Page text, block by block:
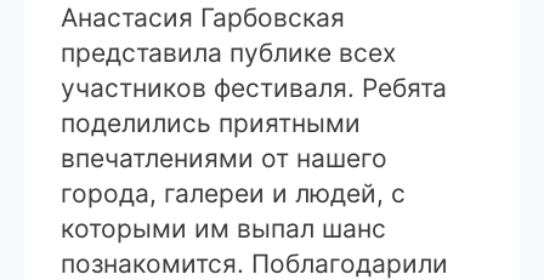
Анастасия Гарбовская
представила публике всех
участников фестиваля. Ребята
поделились приятными
впечатлениями от нашего
города, галереи и людей, с
которыми им выпал шанс
познакомится. Поблагодарили